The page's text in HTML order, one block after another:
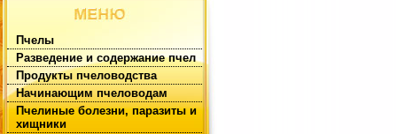
Пчелы
Разведение и содержание пчел
Продукты пчеловодства
Начинающим пчеловодам
Пчелиные болезни, паразиты и
хищники